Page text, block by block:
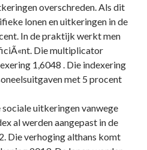
overschreden. Als dit
lonen en uitkeringen in de
In de praktijk werkt men
Die multiplicator
1,6048 . Die indexering
met 5 procent
uitkeringen vanwege
al werden aangepast in de
Die verhoging althans komt